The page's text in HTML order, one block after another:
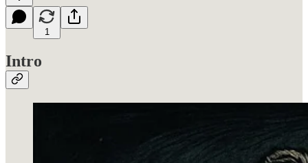
1
Intro